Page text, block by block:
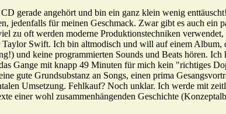
gerade angehört und bin ein ganz klein wenig
jedenfalls für meinen Geschmack. Zwar gibt es auch ein
zu oft werden moderne Produktionstechniken
Taylor Swift. Ich bin altmodisch und will auf einem
und keine programmierten Sounds und Beats hören.
Gange mit knapp 49 Minuten für mich kein "richtiges
gute Grundsubstanz an Songs, einen prima
Umsetzung. Fehlkauf? Noch unklar. Ich werde mit
einer wohl zusammenhängenden Geschichte